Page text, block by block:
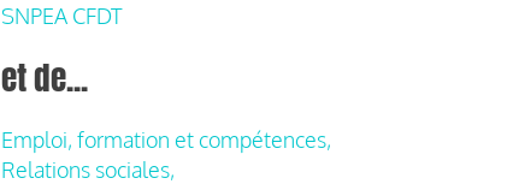
SNPEA CFDT
et de...
Emploi, formation et compétences,
Relations sociales,